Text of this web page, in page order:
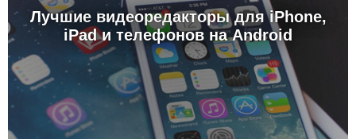
Лучшие видеоредакторы для iPhone,
iPad и телефонов на Android